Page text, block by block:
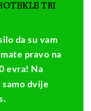
TRI
da su vam
pravo na
evra! Na
samo dvije